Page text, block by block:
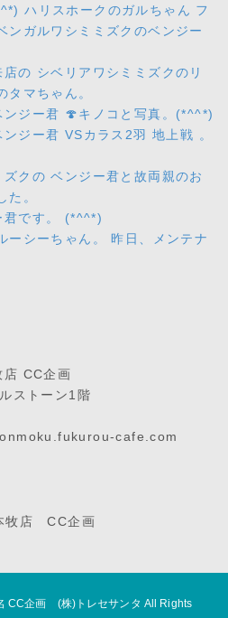
ハリスホークのガルちゃん フ
ンガルワシミミズクのベンジー
の シベリアワシミミズクのリ
タマちゃん。
ジー君 🍄キノコと写真。(*^^*)
ジー君 VSカラス2羽 地上戦 。
クの ベンジー君と故両親のお
た。
君です。 (*^^*)
ーシーちゃん。 昨日、メンテナ
店 CC企画
ストーン1階
cafe.com
牧店 CC企画
CC企画 (株)トレセサンタ All Rights